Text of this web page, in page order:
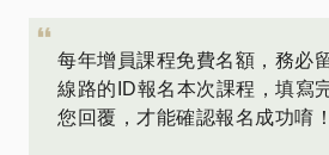
每年增員課程免費名額，務必
線路的ID報名本次課程，填寫
您回覆，才能確認報名成功唷！